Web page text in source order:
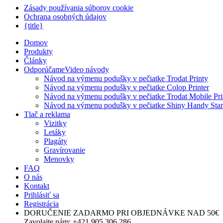
Zásady používania súborov cookie
Ochrana osobných údajov
{title}
Domov
Produkty
Články
OdporúčameVideo návody
Návod na výmenu podušky v pečiatke Trodat Printy
Návod na výmenu podušky v pečiatke Colop Printer
Návod na výmenu podušky v pečiatke Trodat Mobile
Návod na výmenu podušky v pečiatke Shiny Handy
Tlač a reklama
Vizitky
Letáky
Plagáty
Gravírovanie
Menovky
FAQ
O nás
Kontakt
Prihlásiť sa
Registrácia
DORUČENIE ZADARMO PRI OBJEDNÁVKE NAD 50€